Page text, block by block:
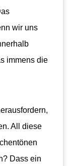
wir uns
immens die
All diese
Dass ein